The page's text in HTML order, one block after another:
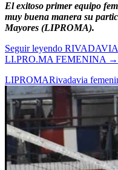
El exitoso primer equipo
muy buena manera su
Mayores (LIPROMA).
Seguir leyendo
LI.PRO.MA FEMENINA →
LIPROMARivadavia